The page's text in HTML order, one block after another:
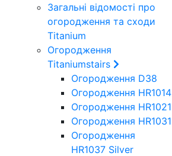
Загальні відомості про
огородження та сходи
Titanium
Огородження
Titaniumstairs
Огородження D38
Огородження HR1014
Огородження HR1021
Огородження HR1031
Огородження
HR1037 Silver